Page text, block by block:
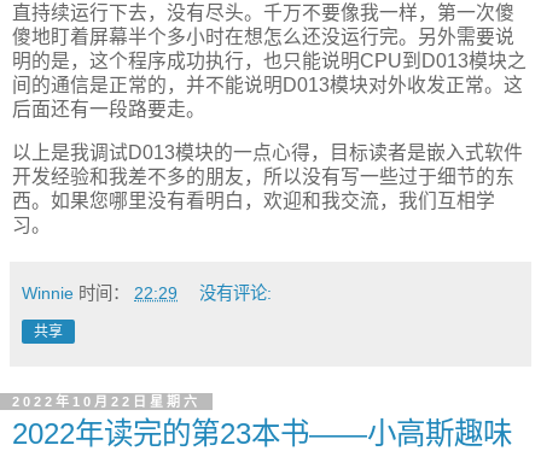
直持续运行下去，没有尽头。千万不要像我一样，第一次傻
傻地盯着屏幕半个多小时在想怎么还没运行完。另外需要说
明的是，这个程序成功执行，也只能说明CPU到D013模块之
间的通信是正常的，并不能说明D013模块对外收发正常。这
后面还有一段路要走。
以上是我调试D013模块的一点心得，目标读者是嵌入式软件
开发经验和我差不多的朋友，所以没有写一些过于细节的东
西。如果您哪里没有看明白，欢迎和我交流，我们互相学
习。
Winnie 时间： 22:29 没有评论:
共享
2022年10月22日星期六
2022年读完的第23本书——小高斯趣味